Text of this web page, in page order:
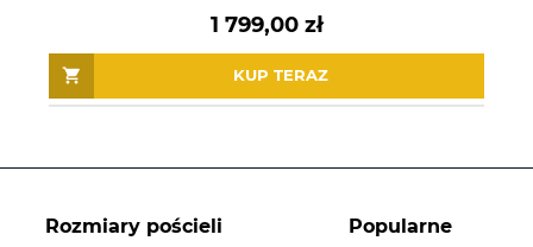
1 799,00 zł
KUP TERAZ
Rozmiary pościeli Popularne